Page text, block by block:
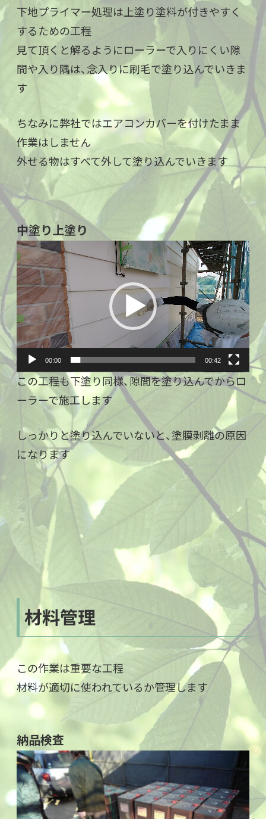
下地プライマー処理は上塗り塗料が付きやすく
するための工程
見て頂くと解るようにローラーで入りにくい隙
間や入り隅は、念入りに刷毛で塗り込んでいきま
す
ちなみに弊社ではエアコンカバーを付けたまま
作業はしません
外せる物はすべて外して塗り込んでいきます
中塗り上塗り
動
画
プ
レ
ー
ヤ
ー
00:00 00:42
この工程も下塗り同様、隙間を塗り込んでからロ
ーラーで施工します
しっかりと塗り込んでいないと、塗膜剥離の原因
になります
材料管理
この作業は重要な工程
材料が適切に使われているか管理します
納品検査